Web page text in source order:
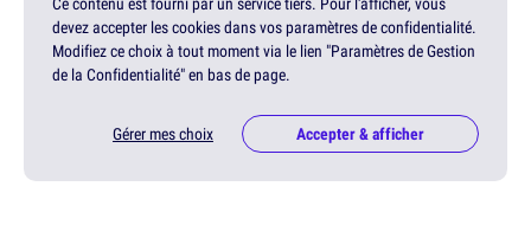
devez accepter les cookies dans vos paramètres de confidentialité.
Modifiez ce choix à tout moment via le lien "Paramètres de Gestion
de la Confidentialité" en bas de page.
Gérer mes choix Accepter & afficher